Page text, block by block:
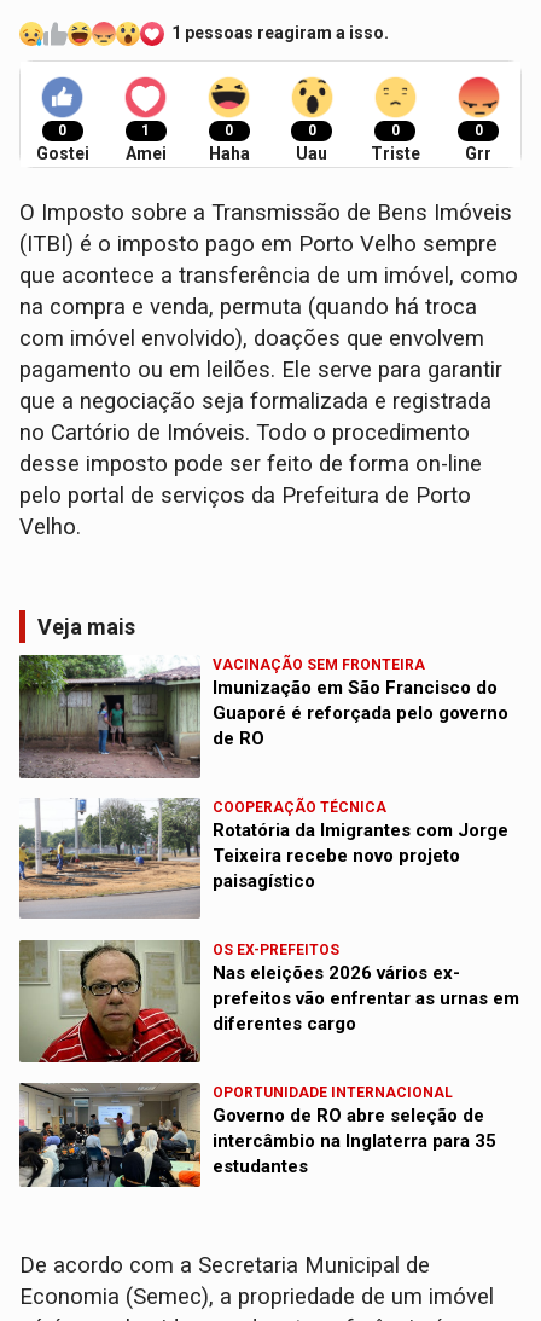
1 pessoas reagiram a isso.
0
Gostei
1
Amei
0
Haha
0
Uau
0
Triste
0
Grr
O Imposto sobre a Transmissão de Bens Imóveis
(ITBI) é o imposto pago em Porto Velho sempre
que acontece a transferência de um imóvel, como
na compra e venda, permuta (quando há troca
com imóvel envolvido), doações que envolvem
pagamento ou em leilões. Ele serve para garantir
que a negociação seja formalizada e registrada
no Cartório de Imóveis. Todo o procedimento
desse imposto pode ser feito de forma on-line
pelo portal de serviços da Prefeitura de Porto
Velho.
Veja mais
VACINAÇÃO SEM FRONTEIRA
Imunização em São Francisco do
Guaporé é reforçada pelo governo
de RO
COOPERAÇÃO TÉCNICA
Rotatória da Imigrantes com Jorge
Teixeira recebe novo projeto
paisagístico
OS EX-PREFEITOS
Nas eleições 2026 vários ex-
prefeitos vão enfrentar as urnas em
diferentes cargo
OPORTUNIDADE INTERNACIONAL
Governo de RO abre seleção de
intercâmbio na Inglaterra para 35
estudantes
De acordo com a Secretaria Municipal de
Economia (Semec), a propriedade de um imóvel